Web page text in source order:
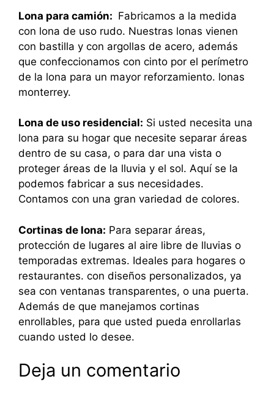
Lona para camión: Fabricamos a la medida
con lona de uso rudo. Nuestras lonas vienen
con bastilla y con argollas de acero, además
que confeccionamos con cinto por el perímetro
de la lona para un mayor reforzamiento. lonas
monterrey.
Lona de uso residencial: Si usted necesita una
lona para su hogar que necesite separar áreas
dentro de su casa, o para dar una vista o
proteger áreas de la lluvia y el sol. Aquí se la
podemos fabricar a sus necesidades.
Contamos con una gran variedad de colores.
Cortinas de lona: Para separar áreas,
protección de lugares al aire libre de lluvias o
temporadas extremas. Ideales para hogares o
restaurantes. con diseños personalizados, ya
sea con ventanas transparentes, o una puerta.
Además de que manejamos cortinas
enrollables, para que usted pueda enrollarlas
cuando usted lo desee.
Deja un comentario